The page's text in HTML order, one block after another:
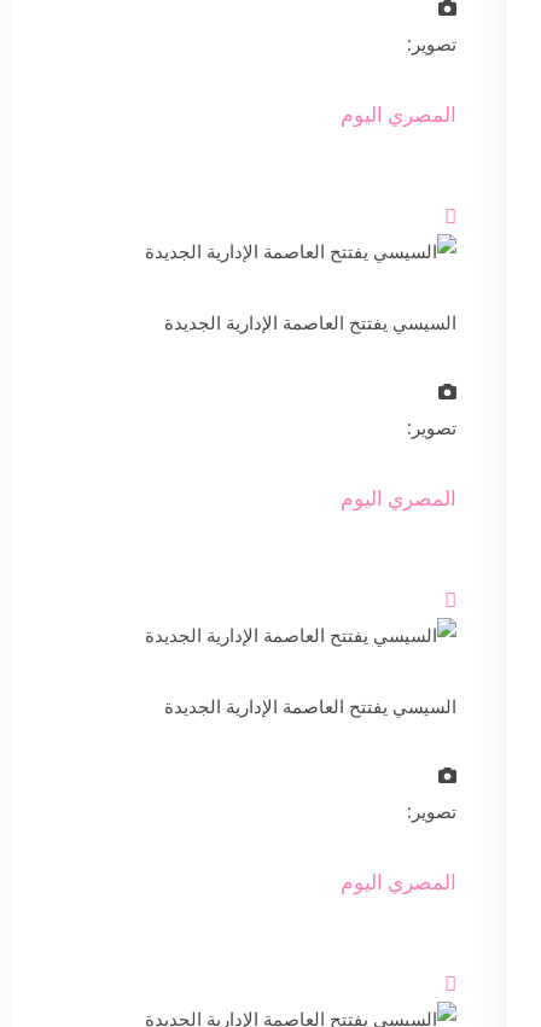
تصوير:
المصري اليوم

السيسي يفتتح العاصمة الإدارية الجديدة
تصوير:
المصري اليوم

السيسي يفتتح العاصمة الإدارية الجديدة
تصوير:
المصري اليوم
